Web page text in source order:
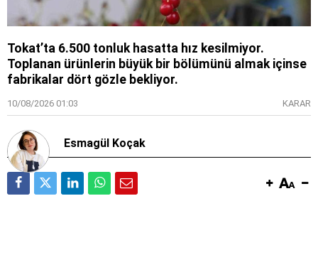
Tokat’ta 6.500 tonluk hasatta hız kesilmiyor.
Toplanan ürünlerin büyük bir bölümünü almak içinse
fabrikalar dört gözle bekliyor.
10/08/2026 01:03 KARAR
Esmagül Koçak